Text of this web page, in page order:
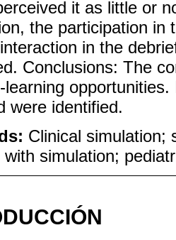
it as little or
the participation in
in the
Conclusions: The
learning
were identified.
Clinical simulation;
with simulation;